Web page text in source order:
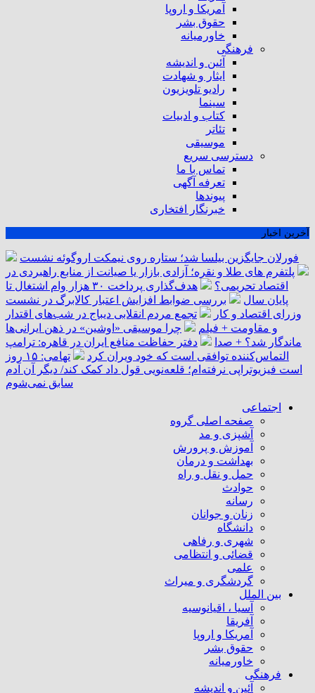
آمریکا و اروپا
حقوق بشر
خاورمیانه
فرهنگی
آئین و اندیشه
ایثار و شهادت
رادیو تلویزیون
سینما
کتاب و ادبیات
تئاتر
موسیقی
دسترسی سریع
تماس با ما
تعرفه آگهی
پیوندها
خبرنگار افتخاری
آخرین اخبار
فورلان جایگزین بیلسا شد؛ ستاره روی نیمکت اروگوئه نشست
پلتفرم ‌های طلا و نقره؛ آزادی بازار یا صیانت از منابع راهبردی در
اقتصاد تحریمی؟
هدف‌گذاری پرداخت ۳۰ هزار وام اشتغال تا
پایان سال
بررسی ضوابط افزایش اعتبار کالابرگ در نشست
وزرای اقتصاد و کار
تجمع مردم انقلابی دیباج در شب‌های اقتدار
و مقاومت + فیلم
چرا موسیقی «اوشین» در ذهن ایرانی‌ها
ماندگار شد؟ + صدا
دفتر حفاظت منافع ایران در قاهره: ترامپ
التماس‌کننده توافقی است که خود ویران کرد
تهامی: ۱۵ روز
است فیزیوتراپی نرفته‌ام؛ قلعه‌نویی قول داد کمک کند/ دیگر آن آدم
سابق نمی‌شوم
اجتماعی
صفحه اصلی گروه
آشپزی و مد
آموزش و پرورش
بهداشت و درمان
حمل و نقل و راه
حوادث
رسانه
زنان و جوانان
دانشگاه
شهری و رفاهی
قضائی و انتظامی
علمی
گردشگری و میراث
بین الملل
آسیا ، اقیانوسیه
آفریقا
آمریکا و اروپا
حقوق بشر
خاورمیانه
فرهنگی
آئین و اندیشه